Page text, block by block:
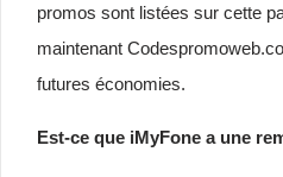
promos sont listées sur cette
maintenant
futures économies.
Est-ce que iMyFone a une